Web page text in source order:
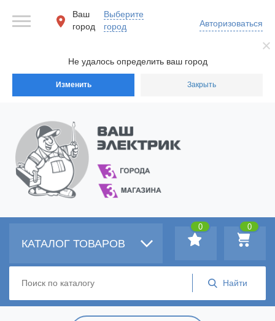
Не удалось определить ваш город
Изменить Закрыть
Ваш
город
Выберите
город
Авторизоваться
КАТАЛОГ ТОВАРОВ
0
0